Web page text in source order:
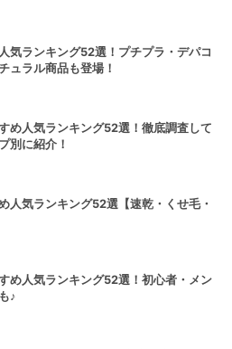
気ランキング52選！プチプラ・デパコ
ュラル商品も登場！
め人気ランキング52選！徹底調査して
別に紹介！
人気ランキング52選【速乾・くせ毛・
め人気ランキング52選！初心者・メン
♪